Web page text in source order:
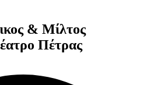
& Μίλτος
Πέτρας